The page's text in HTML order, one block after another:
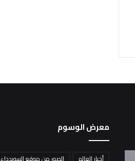
معرض الوسوم
أخبار العالم الصور من موقع السويدداء 24